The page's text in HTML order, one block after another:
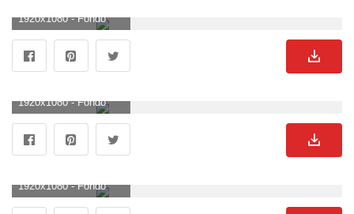
1920x1080 - Fondo de pantalla de 1920x1080. Fondo de pantalla HD 1080p de truenos.
1920x1080 - Fondo de pantalla de 1920x1080. Wallpaper para escritorio HD 1080p de truenos.
1920x1080 - Fondo de pantalla de 1920x1080. Fondo para computadora HD 1080p de truenos.